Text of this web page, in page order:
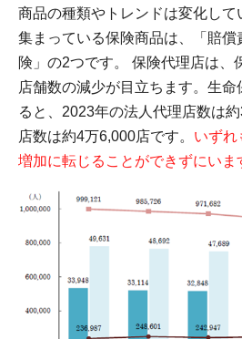
商品の種類やトレンドは変化し
集まっている保険商品は、「賠償
険」の2つです。 保険代理店は、
店舗数の減少が目立ちます。生命
ると、2023年の法人代理店数は
店数は約4万6,000店です。 いずれ
増加に転じることができずにいま